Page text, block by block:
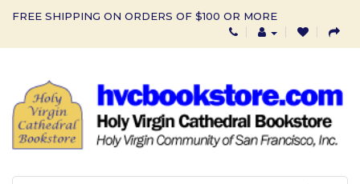
FREE SHIPPING ON ORDERS OF $100 OR MORE